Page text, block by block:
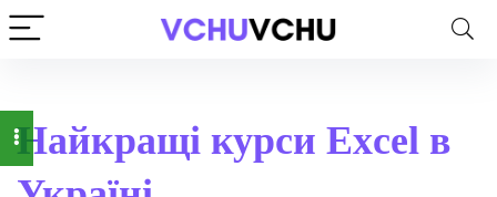
Найкращі курси Excel в